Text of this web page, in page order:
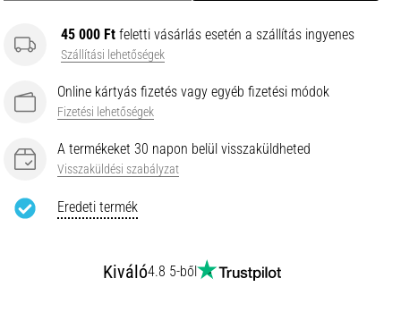
45 000 Ft feletti vásárlás esetén a szállítás ingyenes
Szállítási lehetőségek
Online kártyás fizetés vagy egyéb fizetési módok
Fizetési lehetőségek
A termékeket 30 napon belül visszaküldheted
Visszaküldési szabályzat
Eredeti termék
Kiváló4.8 5-ből